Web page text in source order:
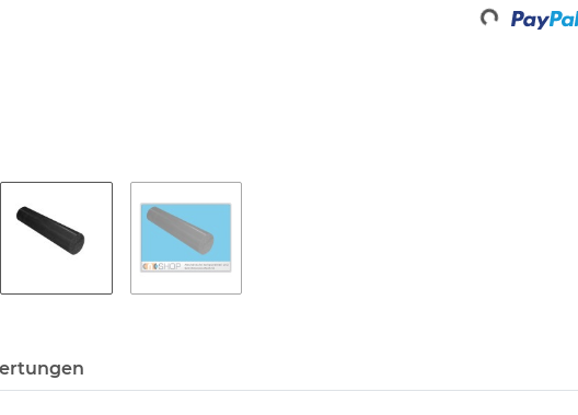
Loading...